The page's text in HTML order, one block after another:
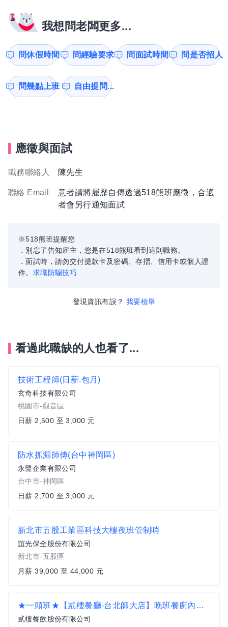
我想問老闆更多...
問休假時間 問經驗要求 問面試時間 問是否招人
問幾點上班 自由提問...
應徵與面試
職務聯絡人 陳先生
聯絡 Email
意者請將履歷自傳透過518熊班應徵，合適
者會另行通知面試
※518熊班提醒您
．別忘了告知雇主，您是在518熊班看到這則職務。
．面試時，請勿交付提款卡及密碼、存摺、信用卡或個人證
件。 求職防騙技巧
發現資訊有誤？ 我要檢舉
看過此職缺的人也看了...
技術工程師(日薪.包月)
玄奇科技有限公司
桃園市-觀音區
日薪 2,500 至 3,000 元
防水抓漏師傅(台中神岡區)
永聲企業有限公司
台中市-神岡區
日薪 2,700 至 3,000 元
新北市五股工業區科技大樓夜班管制哨
誼光保全股份有限公司
新北市-五股區
月薪 39,000 至 44,000 元
★一頭班★【貳樓餐廳-台北師大店】晚班餐廚內場兼職(近師大商圈)_空班津貼另計
貳樓餐飲股份有限公司